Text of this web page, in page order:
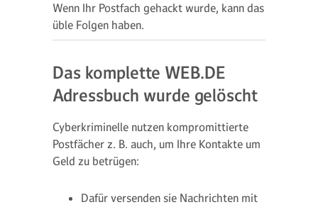
Wenn Ihr Postfach gehackt wurde, kann das
üble Folgen haben.
Das komplette WEB.DE
Adressbuch wurde gelöscht
Cyberkriminelle nutzen kompromittierte
Postfächer z. B. auch, um Ihre Kontakte um
Geld zu betrügen:
Dafür versenden sie Nachrichten mit